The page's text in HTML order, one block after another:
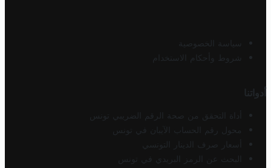
سياسة الخصوصية
شروط وأحكام الاستخدام
أدواتنا
أداة التحقق من صحة الرقم الضريبي تونس
محول رقم الحساب الآيبان في تونس
أسعار صرف الدينار التونسي
البحث عن الرمز البريدي في تونس